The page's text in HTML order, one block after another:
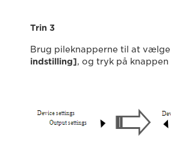
Trin 3
Brug pileknapperne til at vælge
indstilling], og tryk på knappen